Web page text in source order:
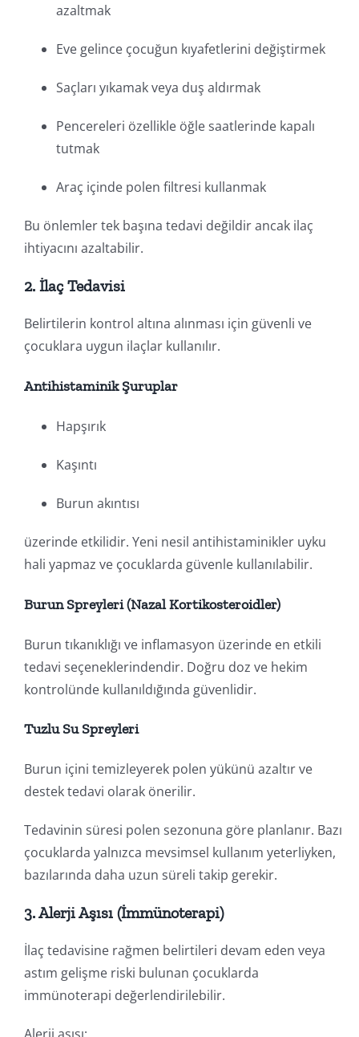
azaltmak
Eve gelince çocuğun kıyafetlerini değiştirmek
Saçları yıkamak veya duş aldırmak
Pencereleri özellikle öğle saatlerinde kapalı
tutmak
Araç içinde polen filtresi kullanmak
Bu önlemler tek başına tedavi değildir ancak ilaç
ihtiyacını azaltabilir.
2. İlaç Tedavisi
Belirtilerin kontrol altına alınması için güvenli ve
çocuklara uygun ilaçlar kullanılır.
Antihistaminik Şuruplar
Hapşırık
Kaşıntı
Burun akıntısı
üzerinde etkilidir. Yeni nesil antihistaminikler uyku
hali yapmaz ve çocuklarda güvenle kullanılabilir.
Burun Spreyleri (Nazal Kortikosteroidler)
Burun tıkanıklığı ve inflamasyon üzerinde en etkili
tedavi seçeneklerindendir. Doğru doz ve hekim
kontrolünde kullanıldığında güvenlidir.
Tuzlu Su Spreyleri
Burun içini temizleyerek polen yükünü azaltır ve
destek tedavi olarak önerilir.
Tedavinin süresi polen sezonuna göre planlanır. Bazı
çocuklarda yalnızca mevsimsel kullanım yeterliyken,
bazılarında daha uzun süreli takip gerekir.
3. Alerji Aşısı (İmmünoterapi)
İlaç tedavisine rağmen belirtileri devam eden veya
astım gelişme riski bulunan çocuklarda
immünoterapi değerlendirilebilir.